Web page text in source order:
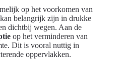
op het voorkomen van
belangrijk zijn in drukke
dichtbij wegen. Aan de
op het verminderen van
Dit is vooral nuttig in
oppervlakken.